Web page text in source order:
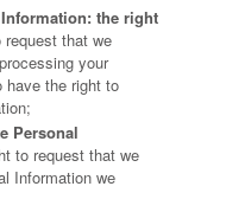
the right
that we
your
have the right to
Personal
to request that we
Information we